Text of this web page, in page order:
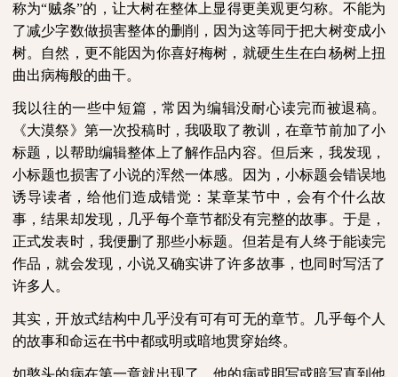
称为“贼条”的，让大树在整体上显得更美观更匀称。不能为
了减少字数做损害整体的删削，因为这等同于把大树变成小
树。自然，更不能因为你喜好梅树，就硬生生在白杨树上扭
曲出病梅般的曲干。
我以往的一些中短篇，常因为编辑没耐心读完而被退稿。
《大漠祭》第一次投稿时，我吸取了教训，在章节前加了小
标题，以帮助编辑整体上了解作品内容。但后来，我发现，
小标题也损害了小说的浑然一体感。因为，小标题会错误地
诱导读者，给他们造成错觉：某章某节中，会有个什么故
事，结果却发现，几乎每个章节都没有完整的故事。于是，
正式发表时，我便删了那些小标题。但若是有人终于能读完
作品，就会发现，小说又确实讲了许多故事，也同时写活了
许多人。
其实，开放式结构中几乎没有可有可无的章节。几乎每个人
的故事和命运在书中都或明或暗地贯穿始终。
如憨头的病在第一章就出现了，他的病或明写或暗写直到他